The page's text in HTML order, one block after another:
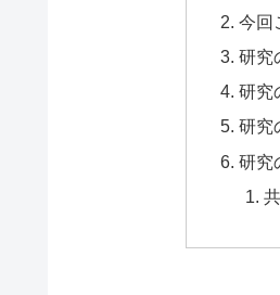
今回
研究
研究
研究
研究